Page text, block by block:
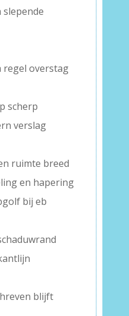
regel overstag
scherp
verslag
ruimte breed
en hapering
bij eb
blijft